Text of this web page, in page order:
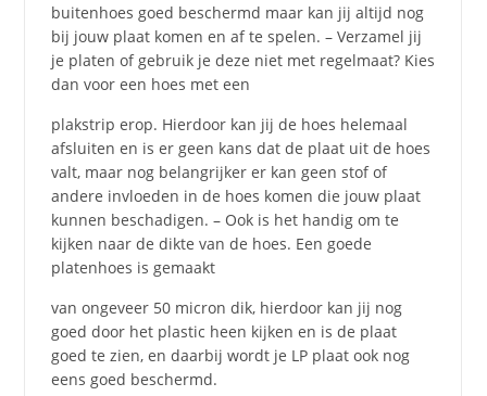
buitenhoes goed beschermd maar kan jij altijd nog
bij jouw plaat komen en af te spelen. – Verzamel jij
je platen of gebruik je deze niet met regelmaat? Kies
dan voor een hoes met een
plakstrip erop. Hierdoor kan jij de hoes helemaal
afsluiten en is er geen kans dat de plaat uit de hoes
valt, maar nog belangrijker er kan geen stof of
andere invloeden in de hoes komen die jouw plaat
kunnen beschadigen. – Ook is het handig om te
kijken naar de dikte van de hoes. Een goede
platenhoes is gemaakt
van ongeveer 50 micron dik, hierdoor kan jij nog
goed door het plastic heen kijken en is de plaat
goed te zien, en daarbij wordt je LP plaat ook nog
eens goed beschermd.